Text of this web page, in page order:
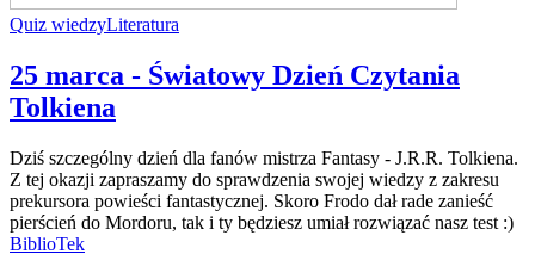
Quiz wiedzyLiteratura
25 marca - Światowy Dzień Czytania
Tolkiena
Dziś szczególny dzień dla fanów mistrza Fantasy - J.R.R. Tolkiena.
Z tej okazji zapraszamy do sprawdzenia swojej wiedzy z zakresu
prekursora powieści fantastycznej. Skoro Frodo dał rade zanieść
pierścień do Mordoru, tak i ty będziesz umiał rozwiązać nasz test :)
BiblioTek